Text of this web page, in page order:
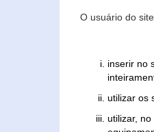
O usuário do
inserir no
utilizar os
utilizar,